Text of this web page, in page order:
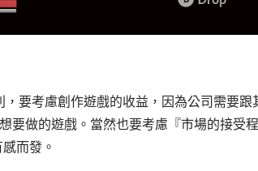
，要考慮創作遊戲的收益，因為公司需要跟
要做的遊戲。當然也要考慮『市場的接受程
而發。